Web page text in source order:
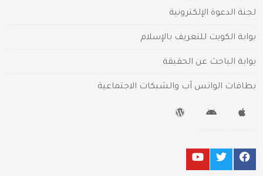
لجنة الدعوة الإلكترونية
بوابة الكويت للتعريف بالإسلام
بوابة الباحث عن الحقيقة
بطاقات الواتس آب والشبكات الاجتماعية